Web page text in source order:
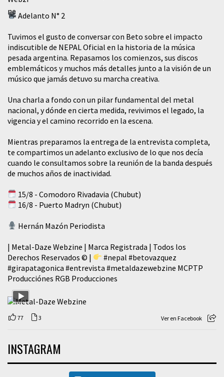
Adelanto N° 2
Tuvimos el gusto de conversar con Beto sobre el impacto
indiscutible de NEPAL Oficial en la historia de la música
pesada argentina. Repasamos los comienzos, sus discos
emblemáticos y muchos más detalles junto a la visión de un
músico que jamás detuvo su marcha creativa.
​Una charla a fondo con un pilar fundamental del metal
nacional, y dónde en cierta medida, revivimos el legado, la
vigencia y el camino recorrido en la escena.
Mientras preparamos la entrega de la entrevista completa,
te compartimos un adelanto exclusivo de lo que nos decía
cuando le consultamos sobre la reunión de la banda después
de muchos años de inactividad.
15/8 - Comodoro Rivadavia (Chubut)
16/8 - Puerto Madryn (Chubut)
Hernán Mazón Periodista
| Metal-Daze Webzine | Marca Registrada | Todos los
Derechos Reservados © |
#nepal #betovazquez
#girapatagonica #entrevista #metaldazewebzine MCPTP
Producciónes RGB Producciones
77 3 Ver en Facebook
INSTAGRAM